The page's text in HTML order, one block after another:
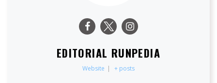
EDITORIAL RUNPEDIA
Website | + posts